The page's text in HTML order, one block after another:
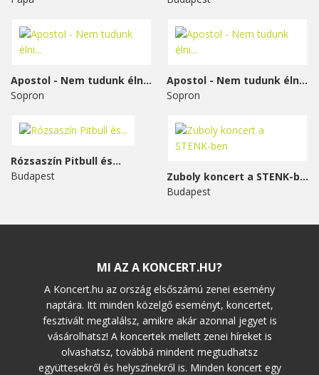
Apostol - Nem tudunk élni...
Sopron
Apostol - Nem tudunk élni...
Sopron
Rózsaszín Pitbull és...
Budapest
Zuboly koncert a STENK-ben
Budapest
MI AZ A KONCERT.HU?
A Koncert.hu az ország elsőszámú zenei esemény
naptára. Itt minden közelgő eseményt, koncertet,
fesztivált megtalálsz, amikre akár azonnal jegyet is
vásárolhatsz! A koncertek mellett zenei híreket is
olvashatsz, továbbá mindent megtudhatsz
együttesekről és helyszínekről is. Minden koncert egy